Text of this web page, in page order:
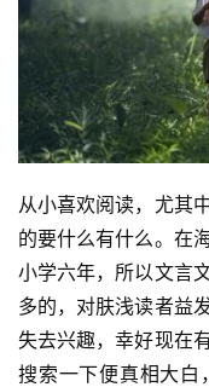
从小喜欢阅读，尤其
的要什么有什么。在
小学六年，所以文言
多的，对肤浅读者益
失去兴趣，幸好现在
搜索一下便真相大白